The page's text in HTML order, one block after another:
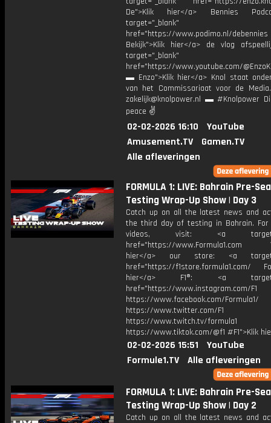
De">Klik hier</a> Bennies
target="_blank"
href="https://www.podimo.nl/debennies
Bekijk">Klik hier</a> de vlog
target="_blank"
href="https://www.youtube.com/
▬ Enzo">Klik hier</a> Knol staat
van het Commissariaat voor de
zakelijk@knolpower.nl ▬ #Knolpower
peace ✌
02-02-2026 16:10
YouTube
Amusement.TV
Gamen.TV
Alle afleveringen
FORMULA 1: LIVE: Bahrain Pre-
Testing Wrap-Up Show | Day 3
Catch up on all the latest news and
the third day of testing in Bahrain. For
videos, visit: <a
href="https://www.Formula1.com
hier</a> our store: <a
href="https://f1store.formula1.com/
hier</a> F1®: <a
href="https://www.instagram.com/F1
https://www.facebook.com/Formula1/
https://www.twitter.com/F1
https://www.twitch.tv/formula1
https://www.tiktok.com/@f1 #F1">Klik
02-02-2026 15:51
YouTube
Formule1.TV
Alle afleveringen
FORMULA 1: LIVE: Bahrain Pre-
Testing Wrap-Up Show | Day 2
Catch up on all the latest news and